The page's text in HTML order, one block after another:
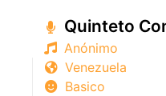
Quinteto
Anónimo
Venezuela
Basico